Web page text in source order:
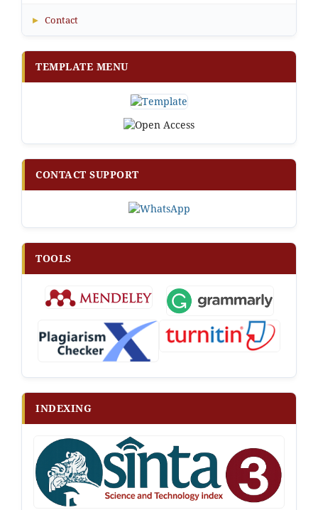
▸ Contact
TEMPLATE MENU
CONTACT SUPPORT
TOOLS
INDEXING